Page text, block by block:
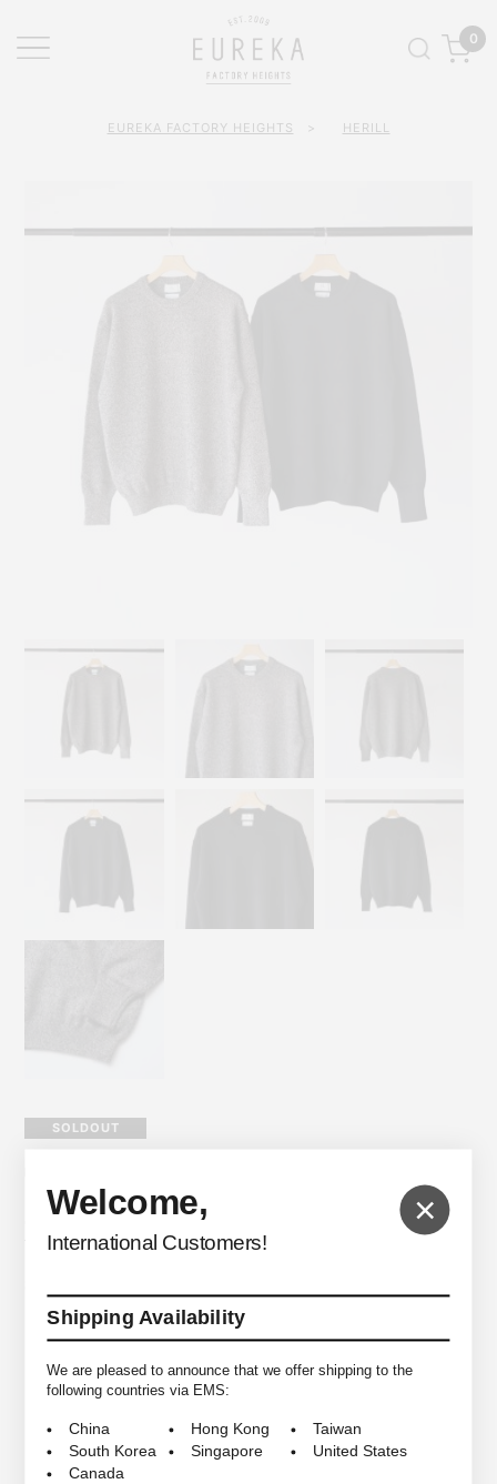
×
Welcome,
International Customers!
Shipping Availability
We are pleased to announce that we offer shipping to the
following countries via EMS:
China Hong Kong
Taiwan
South Korea
Singapore
United States
Canada
0
EUREKA FACTORY HEIGHTS > HERILL
SOLDOUT
ジャケットをご紹介します。
る工場と新しいコンセプトの素材開発を行い真面目に面白いと思えるプロ
ダクトを生み出しています。ブランド名の由来はHeritage(受け継がれる文